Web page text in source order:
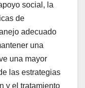
social, la
de
adecuado
una
una mayor
las estrategias
y el tratamiento